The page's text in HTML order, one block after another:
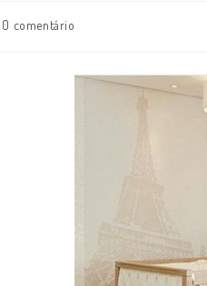
0 comentário